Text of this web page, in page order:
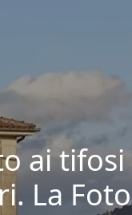
ai tifosi
La Foto